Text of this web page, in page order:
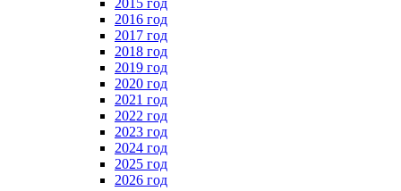
2016 год
2017 год
2018 год
2019 год
2020 год
2021 год
2022 год
2023 год
2024 год
2025 год
2026 год